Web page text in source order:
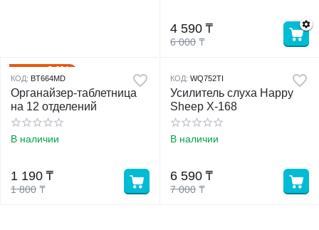
6 000 ₸
4 590 ₸
34%
КОД: BT664MD
Органайзер-таблетница
на 12 отделений
В наличии
1 800 ₸
1 190 ₸
КОД: WQ752TI
Усилитель слуха Happy
Sheep X-168
В наличии
7 000 ₸
6 590 ₸